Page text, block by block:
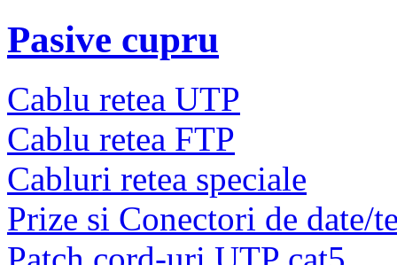
Pasive cupru
Cablu retea UTP
Cablu retea FTP
Cabluri retea speciale
Prize si Conectori de date/